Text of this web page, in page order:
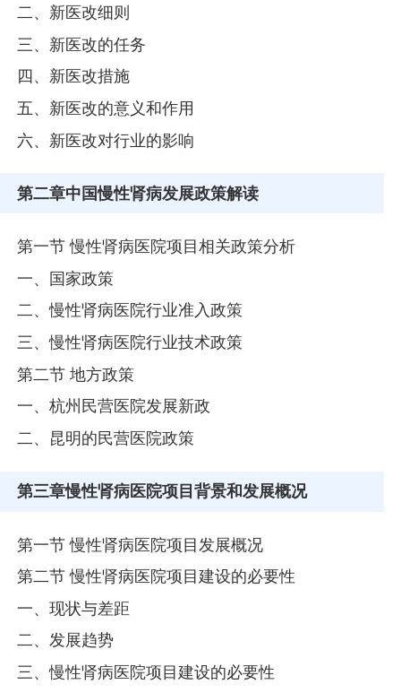
二、新医改细则
三、新医改的任务
四、新医改措施
五、新医改的意义和作用
六、新医改对行业的影响
第二章中国慢性肾病发展政策解读
第一节 慢性肾病医院项目相关政策分析
一、国家政策
二、慢性肾病医院行业准入政策
三、慢性肾病医院行业技术政策
第二节 地方政策
一、杭州民营医院发展新政
二、昆明的民营医院政策
第三章慢性肾病医院项目背景和发展概况
第一节 慢性肾病医院项目发展概况
第二节 慢性肾病医院项目建设的必要性
一、现状与差距
二、发展趋势
三、慢性肾病医院项目建设的必要性